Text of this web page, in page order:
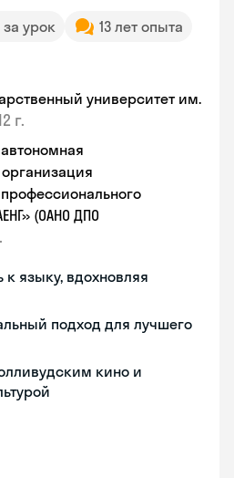
за урок
13 лет опыта
университет им.
г.
(ОАНО ДПО
языку, вдохновляя
подход для лучшего
кино и